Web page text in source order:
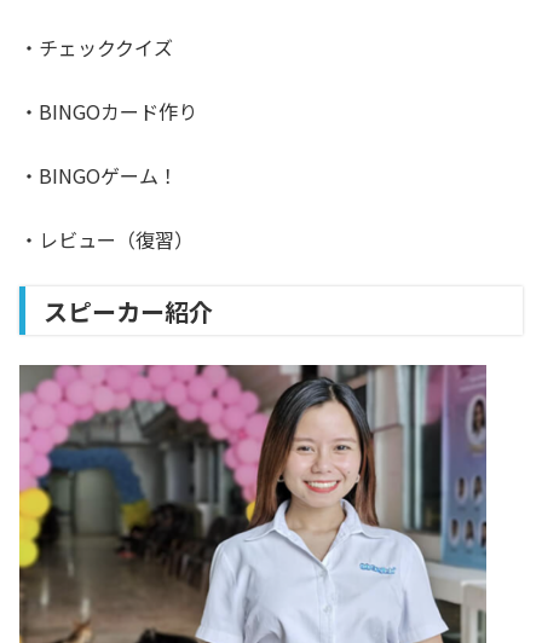
・チェッククイズ
・BINGOカード作り
・BINGOゲーム！
・レビュー（復習）
スピーカー紹介